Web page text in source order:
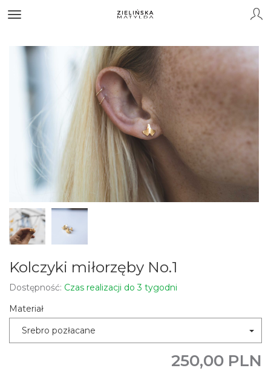
Kolczyki miłorzęby No.1
Dostępność: Czas realizacji do 3 tygodni
Materiał
Srebro pozłacane
250,00 PLN